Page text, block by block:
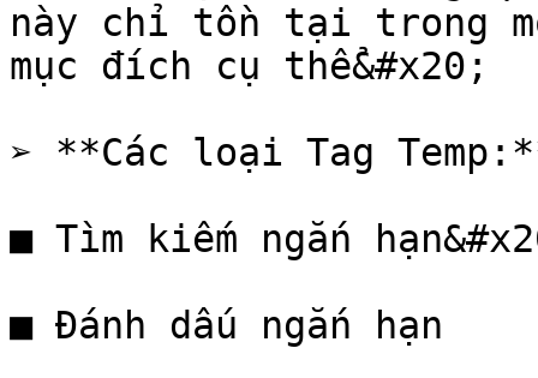
này chỉ tồn tại trong
mục đích cụ thể&#x20;
➢ **Các loại Tag
■ Tìm kiếm ngắn
■ Đánh dấu ngắn hạn